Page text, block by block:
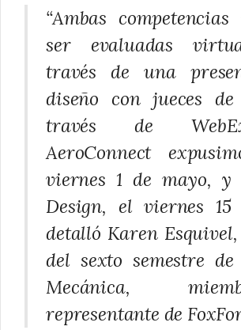
“Ambas
ser evaluadas
través de una
diseño con jueces
través de
AeroConnect
viernes 1 de mayo, y
Design, el viernes 15
detalló Karen
del sexto semestre
Mecánica,
representante de